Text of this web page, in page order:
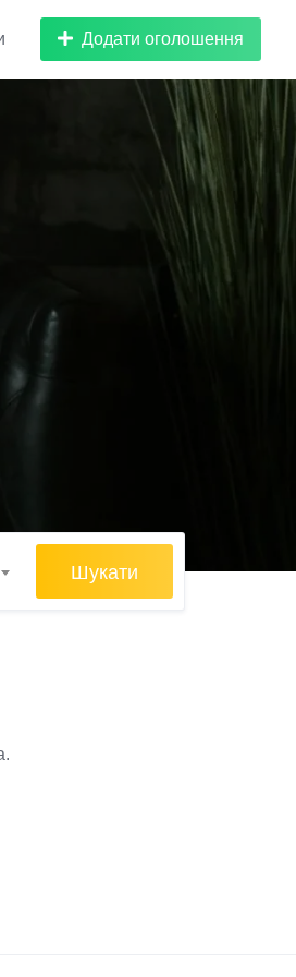
Додати оголошення
Шукати